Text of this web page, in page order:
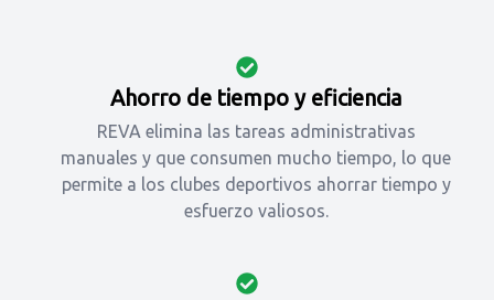
Ahorro de tiempo y eficiencia
REVA elimina las tareas administrativas
manuales y que consumen mucho tiempo, lo que
permite a los clubes deportivos ahorrar tiempo y
esfuerzo valiosos.